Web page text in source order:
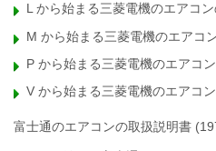
L から始まる三菱電機のエアコ
M から始まる三菱電機のエアコ
P から始まる三菱電機のエアコ
V から始まる三菱電機のエアコ
富士通のエアコンの取扱説明書